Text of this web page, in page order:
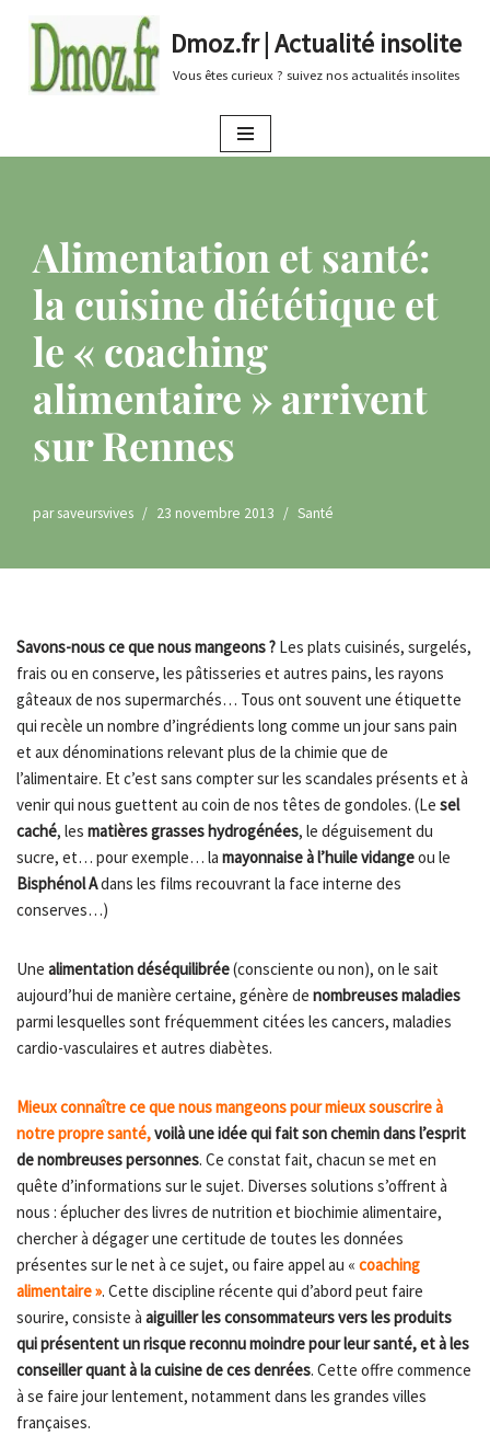
au
Dmoz.fr | Actualité insolite
Vous êtes curieux ? suivez nos actualités insolites
Alimentation et santé:
la cuisine diététique et
le « coaching
alimentaire » arrivent
sur Rennes
parsaveursvives 23 novembre 2013 Santé
Savons-nous ce que nous mangeons ? Les plats cuisinés, surgelés,
frais ou en conserve, les pâtisseries et autres pains, les rayons
gâteaux de nos supermarchés… Tous ont souvent une étiquette
qui recèle un nombre d’ingrédients long comme un jour sans pain
et aux dénominations relevant plus de la chimie que de
l’alimentaire. Et c’est sans compter sur les scandales présents et à
venir qui nous guettent au coin de nos têtes de gondoles. (Le sel
caché, les matières grasses hydrogénées, le déguisement du
sucre, et… pour exemple… la mayonnaise à l’huile vidangeou le
Bisphénol Adans les films recouvrant la face interne des
conserves…)
Une alimentation déséquilibrée(consciente ou non), on le sait
aujourd’hui de manière certaine, génère de nombreuses maladies
parmi lesquelles sont fréquemment citées les cancers, maladies
cardio-vasculaires et autres diabètes.
Mieux connaître ce que nous mangeonspour mieux souscrire à
notre propre santé,voilà une idée qui fait son chemin dans l’esprit
de nombreuses personnes. Ce constat fait, chacun se met en
quête d’informations sur le sujet. Diverses solutions s’offrent à
nous : éplucher des livres de nutrition et biochimie alimentaire,
chercher à dégager une certitude de toutes les données
présentes sur le net à ce sujet, ou faire appel au « coaching
alimentaire ». Cette discipline récente qui d’abord peut faire
sourire, consiste à aiguiller les consommateurs vers les produits
qui présentent un risque reconnu moindre pour leur santé, et à les
conseiller quant à la cuisine de ces denrées. Cette offre commence
à se faire jour lentement, notamment dans les grandes villes
françaises.